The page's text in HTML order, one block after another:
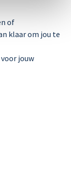
of
klaar om jou te
voor jouw